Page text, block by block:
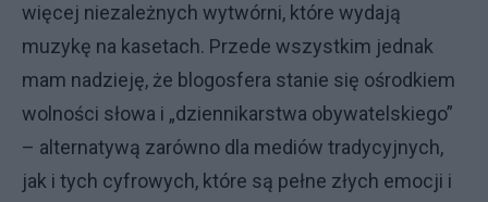
więcej niezależnych wytwórni, które wydają
muzykę na kasetach. Przede wszystkim jednak
mam nadzieję, że blogosfera stanie się ośrodkiem
wolności słowa i „dziennikarstwa obywatelskiego”
– alternatywą zarówno dla mediów tradycyjnych,
jak i tych cyfrowych, które są pełne złych emocji i